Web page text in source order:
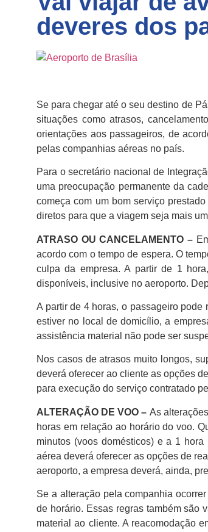
deveres dos
Se para chegar até o seu destino de
situações como atrasos,
orientações aos passageiros, de
pelas companhias aéreas no país.
Para o secretário nacional de
uma preocupação permanente da
começa com um bom serviço
diretos para que a viagem seja mais
ATRASO OU CANCELAMENTO –
acordo com o tempo de espera. O
culpa da empresa. A partir de 1
disponíveis, inclusive no aeroporto.
A partir de 4 horas, o passageiro
estiver no local de domicílio, a
assistência material não pode ser
Nos casos de atrasos muito longos,
deverá oferecer ao cliente as opções
para execução do serviço contratado
ALTERAÇÃO DE VOO – As
horas em relação ao horário do voo.
minutos (voos domésticos) e a 1
aérea deverá oferecer as opções de
aeroporto, a empresa deverá, ainda,
Se a alteração pela companhia
de horário. Essas regras também são
material ao cliente. A reacomodação